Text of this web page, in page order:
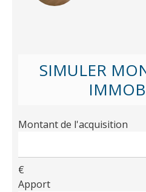
SIMULER
Montant de l'acquisition
€
Apport